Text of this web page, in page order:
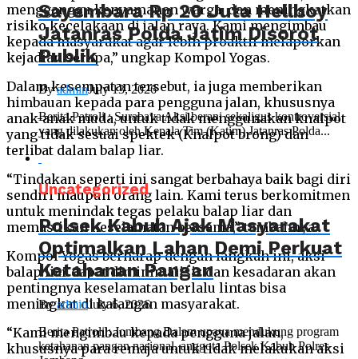
mengganggu kenyamanan warga, dan meningkatkan
risiko kecelakaan di jalan raya. Kami mengimbau
kepada masyarakat agar lebih proaktif melaporkan
kejadian serupa,” ungkap Kompol Yogas.
Dalam kesempatan tersebut, ia juga memberikan
himbauan kepada para pengguna jalan, khususnya
anak-anak muda, untuk tidak menggunakan knalpot
yang tidak sesuai spektek (Knalpot brong) dan
terlibat dalam balap liar.
“Tindakan seperti ini sangat berbahaya baik bagi diri
sendiri maupun orang lain. Kami terus berkomitmen
untuk menindak tegas pelaku balap liar dan
memastikan keselamatan bersama,” tambahnya.
Kompol Yogas berharap dengan langkah ini, aksi
balap liar dapat diminimalisir dan kesadaran akan
pentingnya keselamatan berlalu lintas bisa
meningkat di kalangan masyarakat.
“Kami mengimbau kepada pengguna jalan,
khususnya para remaja untuk tidak melakukan aksi
Sayembara Rp 20 Juta Hellboy
Jatanras Polda Jatim Disorot
Publik
ByadminJuly 13, 2026
Berita Patroli : Surabaya Aksi berani sekaligus kontroversial
yang dilakukan oleh Kepala Tim (Katim) Jatanras Polda...
Uncategorized
Polsek Kabuh Ajak Masyarakat
Optimalkan Lahan Demi Perkuat
Ketahanan Pangan
ByadminJuly 6, 2026
Berita Patroli ; Jombang Dalam upaya mendukung program
ketahanan pangan nasional, anggota Polsek Kabuh Polres